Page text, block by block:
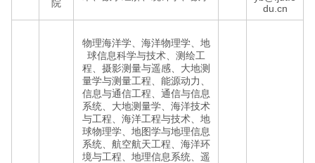
院
du.cn
物理海洋学、海洋物理学、地
球信息科学与技术、测绘工
程、摄影测量与遥感、大地测
量学与测量工程、能源动力、
信息与通信工程、通信与信息
系统、大地测量学、海洋技术
与工程、海洋工程与技术、地
球物理学、地图学与地理信息
系统、航空航天工程、海洋环
境与工程、地理信息系统、遥